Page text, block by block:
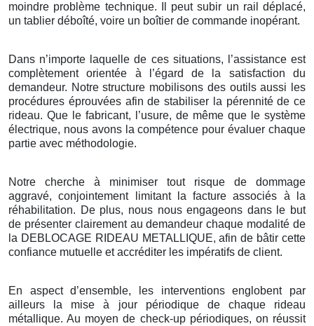
moindre problème technique. Il peut subir un rail déplacé,
un tablier déboîté, voire un boîtier de commande inopérant.
Dans n’importe laquelle de ces situations, l’assistance est
complètement orientée à l’égard de la satisfaction du
demandeur. Notre structure mobilisons des outils aussi les
procédures éprouvées afin de stabiliser la pérennité de ce
rideau. Que le fabricant, l’usure, de même que le système
électrique, nous avons la compétence pour évaluer chaque
partie avec méthodologie.
Notre cherche à minimiser tout risque de dommage
aggravé, conjointement limitant la facture associés à la
réhabilitation. De plus, nous nous engageons dans le but
de présenter clairement au demandeur chaque modalité de
la DEBLOCAGE RIDEAU METALLIQUE, afin de bâtir cette
confiance mutuelle et accréditer les impératifs de client.
En aspect d’ensemble, les interventions englobent par
ailleurs la mise à jour périodique de chaque rideau
métallique. Au moyen de check-up périodiques, on réussit